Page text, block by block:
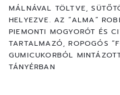
MÁLNÁVAL TÖLTVE,
HELYEZVE. AZ “ALMA”
PIEMONTI MOGYORÓT ÉS
TARTALMAZÓ, ROPOGÓS
GUMICUKORBÓL
TÁNYÉRBAN